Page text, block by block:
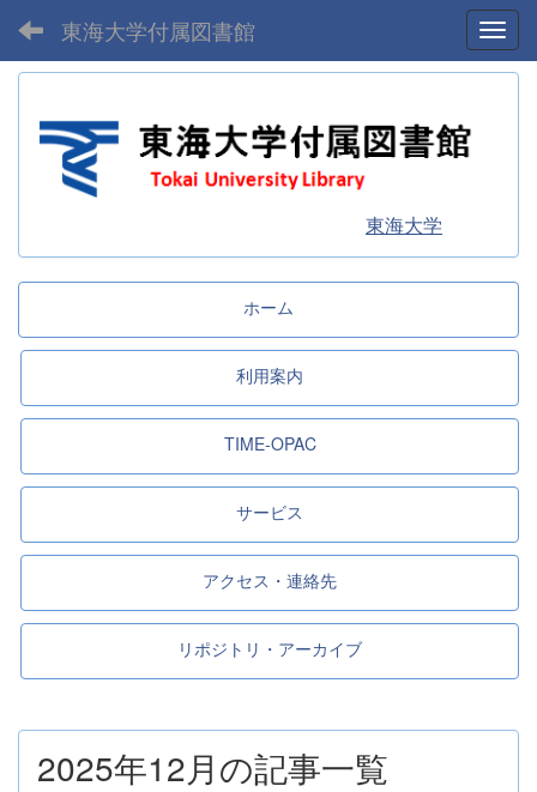
東海大学付属図書館
東海大学
ホーム
利用案内
TIME-OPAC
サービス
アクセス・連絡先
リポジトリ・アーカイブ
2025年12月の記事一覧